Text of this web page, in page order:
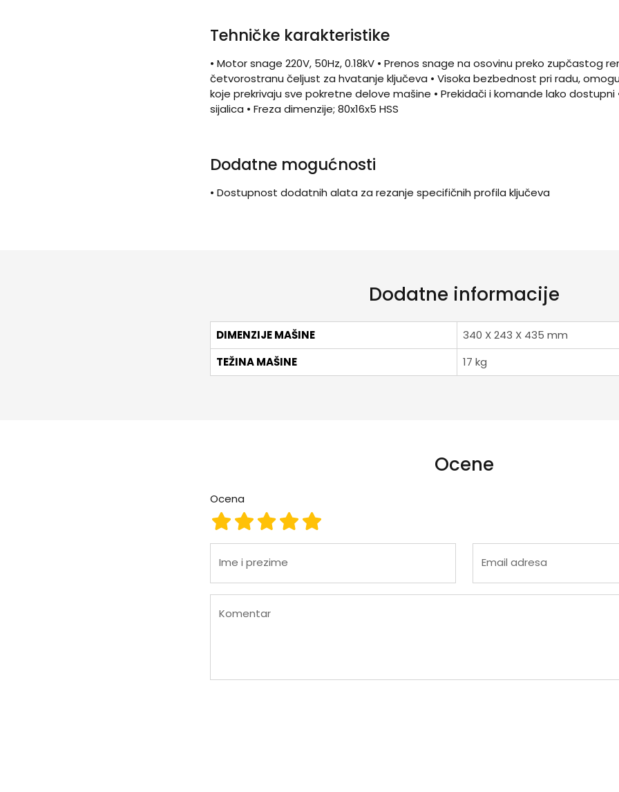
Tehničke karakteristike
• Motor snage 220V, 50Hz, 0.18kV • Prenos snage na osovinu preko zupčastog
četvorostranu čeljust za hvatanje ključeva • Visoka bezbednost pri radu,
koje prekrivaju sve pokretne delove mašine • Prekidači i komande lako dostupni
sijalica • Freza dimenzije; 80x16x5 HSS
Dodatne mogućnosti
• Dostupnost dodatnih alata za rezanje specifičnih profila ključeva
Dodatne informacije
DIMENZIJE MAŠINE
340 X 243 X 435 mm
TEŽINA MAŠINE
17 kg
Ocene
Ocena
Ocena 5
Ocena 4
Ocena 3
Ocena 2
Ocena 1
Ime i prezime Email adresa
Komentar